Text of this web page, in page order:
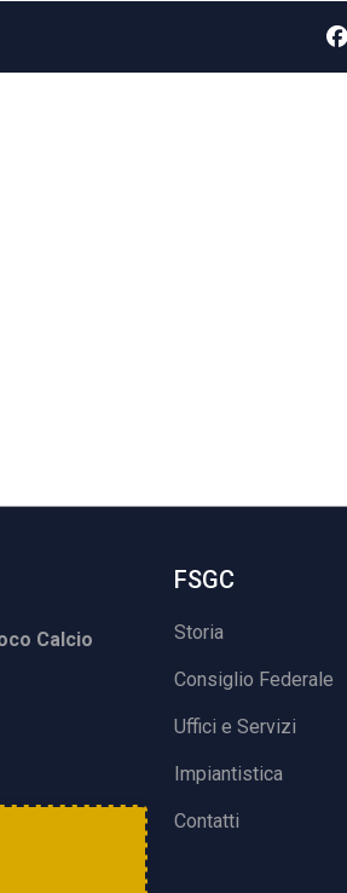
Calcio
FSGC
Storia
Consiglio Federale
Uffici e Servizi
Impiantistica
Contatti